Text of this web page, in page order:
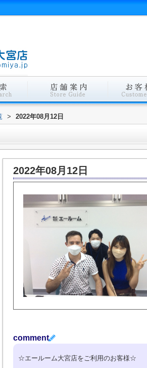
> 2022年08月12日
2022年08月12日
comment
☆エールーム大宮店をご利用のお客様☆